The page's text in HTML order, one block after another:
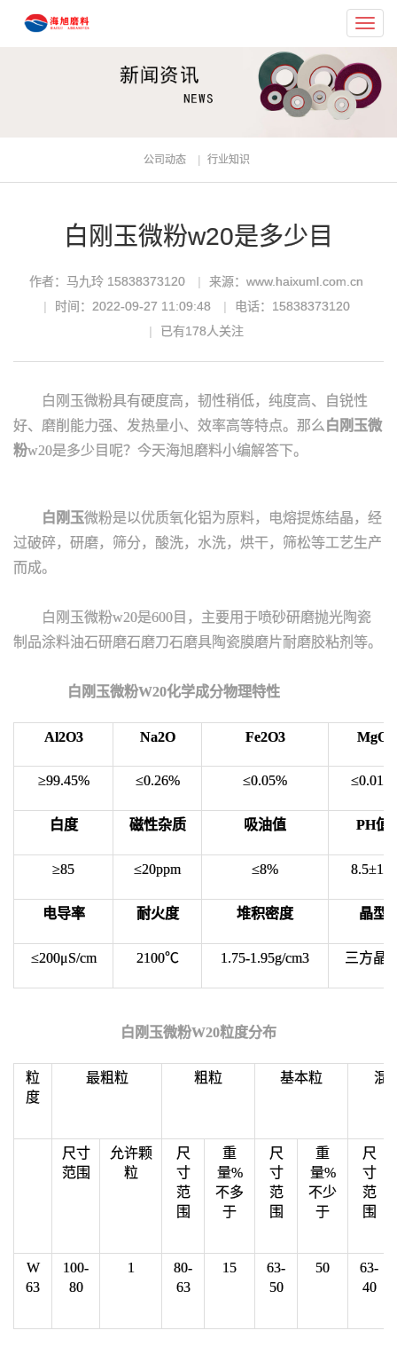
公司动态 行业知识
白刚玉微粉w20是多少目
作者：马九玲 15838373120
来源：www.haixuml.com.cn
时间：2022-09-27 11:09:48
电话：15838373120
已有178人关注
白刚玉微粉具有硬度高，韧性稍低，纯度高、自锐性
好、磨削能力强、发热量小、效率高等特点。那么 白刚玉微
粉w20是多少目呢？今天海旭磨料小编解答下。
白刚玉微粉是以优质氧化铝为原料，电熔提炼结晶，经
过破碎，研磨，筛分，酸洗，水洗，烘干，筛松等工艺生产
而成。
白刚玉微粉w20是600目，主要用于喷砂研磨抛光陶瓷
制品涂料油石研磨石磨刀石磨具陶瓷膜磨片耐磨胶粘剂等。
白刚玉微粉W20化学成分物理特性
Al2O3 Na2O Fe2O3 MgO
≥99.45% ≤0.26% ≤0.05% ≤0.01%
白度 磁性杂质 吸油值 PH值
≥85 ≤20ppm ≤8% 8.5±1.5
电导率 耐火度 堆积密度 晶型
≤200μS/cm 2100℃ 1.75-1.95g/cm3 三方晶
白刚玉微粉W20粒度分布
粒
度
最粗粒 粗粒 基本粒 混
尺寸
范围
允许颗
粒
尺
寸
范
围
重
量%
不多
于
尺
寸
范
围
重
量%
不少
于
尺
寸
范
围
W
63
100-
80
1
80-
63
15
63-
50
50
63-
40